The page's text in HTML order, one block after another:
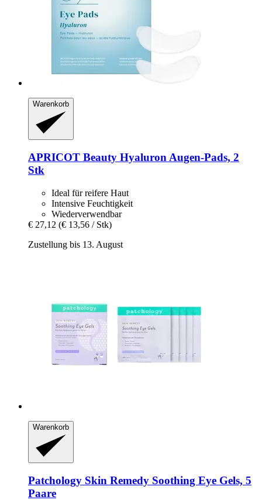
Warenkorb
APRICOT Beauty Hyaluron Augen‑Pads, 2
Stk
Ideal für reifere Haut
Intensive Feuchtigkeit
Wiederverwendbar
€ 27,12 (€ 13,56 / Stk)
Zustellung bis 13. August
Warenkorb
Patchology Skin Remedy Soothing Eye Gels, 5
Paare